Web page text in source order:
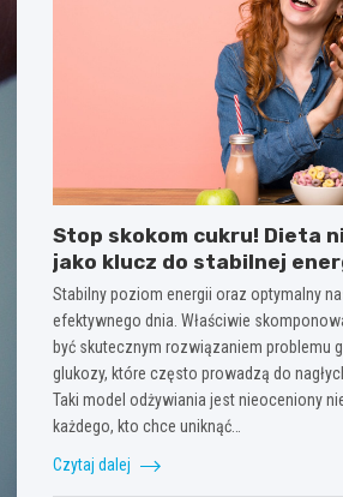
Stop skokom cukru! Dieta
jako klucz do stabilnej
nastroju przez cały dzień
Stabilny poziom energii oraz optymalny
efektywnego dnia. Właściwie
być skutecznym rozwiązaniem problemu
glukozy, które często prowadzą do
Taki model odżywiania jest nieoceniony
każdego, kto chce uniknąć…
Czytaj dalej